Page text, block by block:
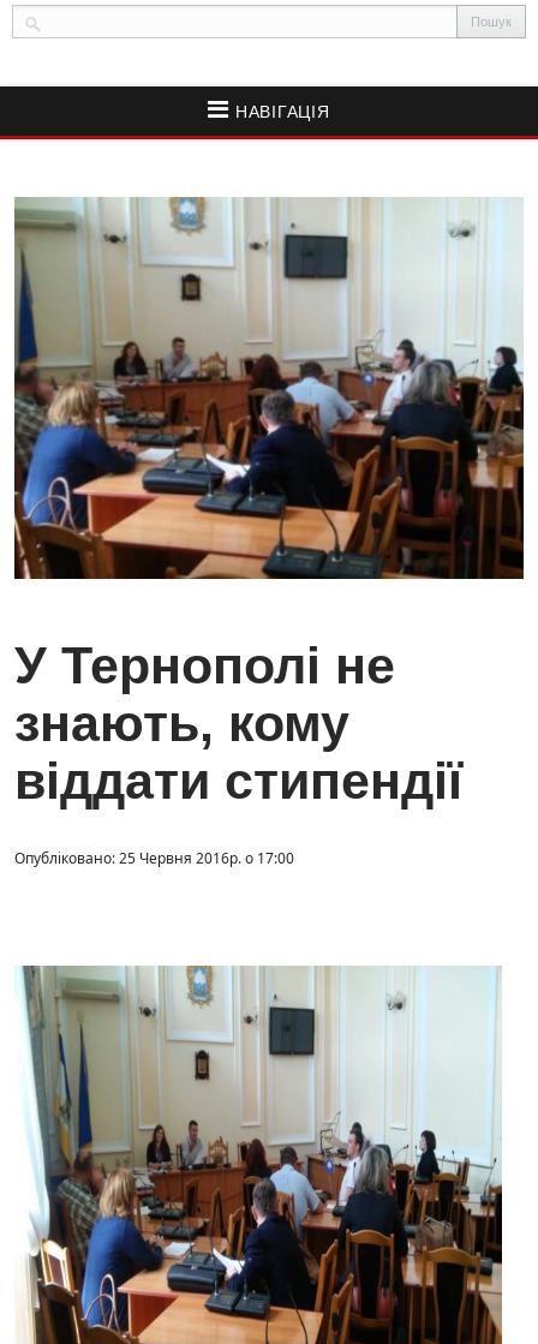
НАВІГАЦІЯ
У Тернополі не
знають, кому
віддати стипендії
Опубліковано: 25 Червня 2016р. о 17:00